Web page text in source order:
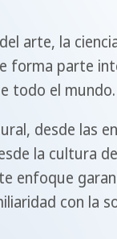
arte, la
forma parte
todo el mundo.
desde las
la cultura
enfoque
con la